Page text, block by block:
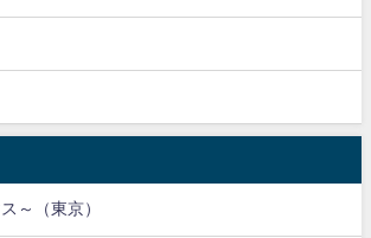
～（東京）